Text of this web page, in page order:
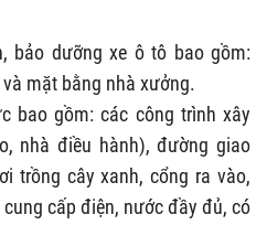
bảo dưỡng xe ô tô bao gồm:
mặt bằng nhà xưởng.
bao gồm: các công trình xây
nhà điều hành), đường giao
trồng cây xanh, cổng ra vào,
cấp điện, nước đầy đủ, có